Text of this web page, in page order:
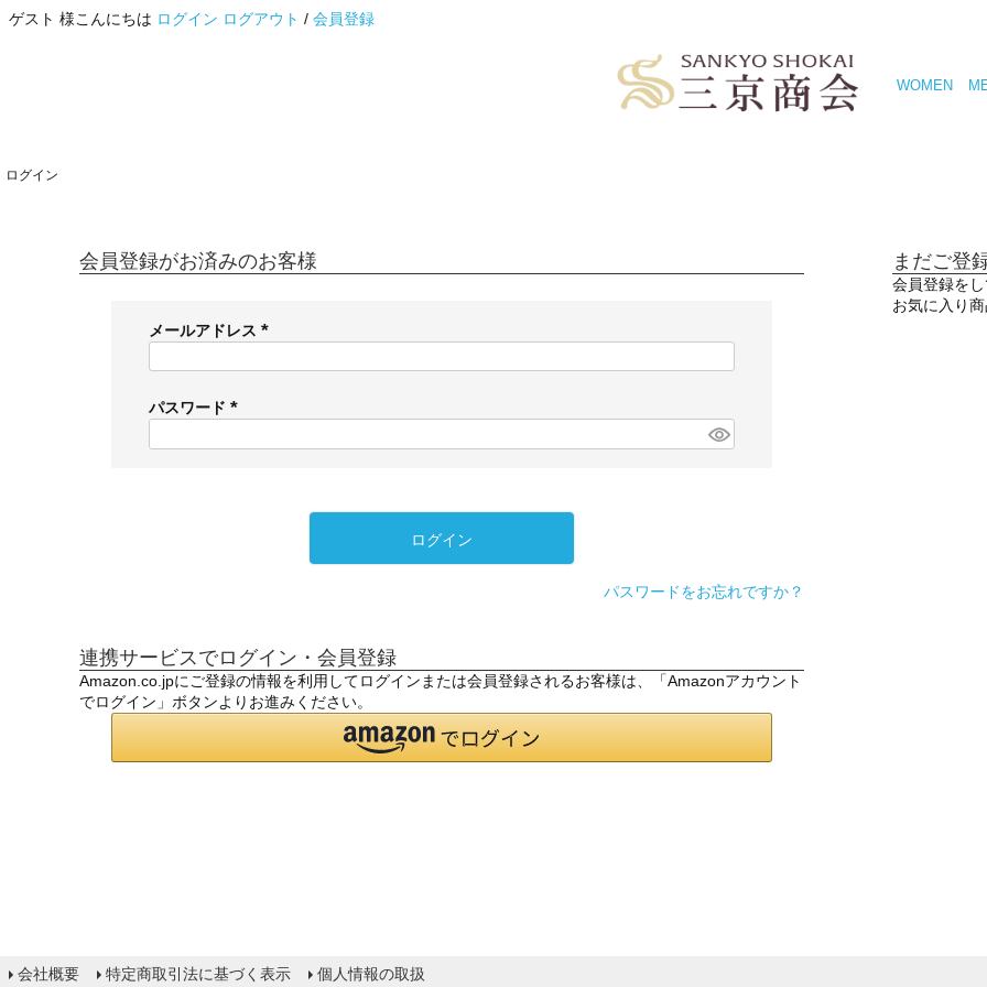
ゲスト 様こんにちは ログイン ログアウト / 会員登録
WOMEN
ログイン
会員登録がお済みのお客様
メールアドレス
必
)
パスワード
必
ログイン
パスワードをお忘れですか？
連携サービスでログイン・会員登録
Amazon.co.jpにご登録の情報を利用してログインまたは会員登録されるお客様は、「Amazonアカウント
でログイン」ボタンよりお進みください。
まだご登
会員登録を
お気に入り
会社概要 特定商取引法に基づく表示 個人情報の取扱